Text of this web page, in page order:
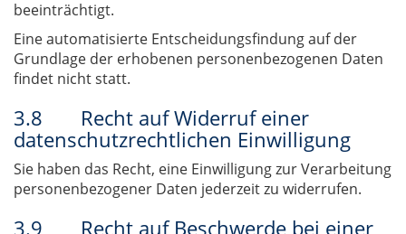
beeinträchtigt.
Eine automatisierte Entscheidungsfindung auf der
Grundlage der erhobenen personenbezogenen Daten
findet nicht statt.
3.8 Recht auf Widerruf einer
datenschutzrechtlichen Einwilligung
Sie haben das Recht, eine Einwilligung zur Verarbeitung
personenbezogener Daten jederzeit zu widerrufen.
3.9 Recht auf Beschwerde bei einer